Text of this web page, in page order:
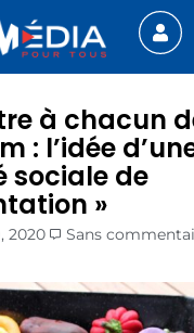
à chacun
: l’idée
sociale de
»
2020 Sans